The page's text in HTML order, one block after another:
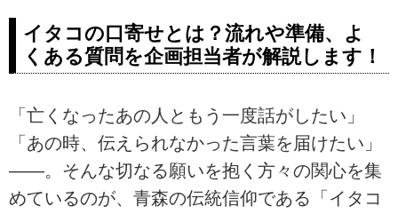
イタコの口寄せとは？流れや準備、よ
くある質問を企画担当者が解説します！
「亡くなったあの人ともう一度話がしたい」
「あの時、伝えられなかった言葉を届けたい」
――。そんな切なる願いを抱く方々の関心を集
めているのが、青森の伝統信仰である「イタコ